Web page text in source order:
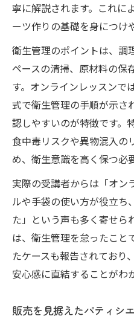
寧に解説されます。これに
ーツ作りの基礎を身につけ
衛生管理のポイントは、調
ペースの清掃、原材料の保
す。オンラインレッスンで
式で衛生管理の手順が示さ
認しやすいのが特徴です。
食中毒リスクや異物混入の
め、衛生意識を高く保つ必
実際の受講者からは「オン
ルや手袋の使い方が役立ち
た」という声も多く寄せら
は、衛生管理を怠ったこと
たケースも報告されており
安心感に直結することがわ
販売を見据えたパティシ